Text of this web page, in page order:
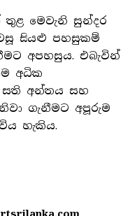
මෙවැනි සුන්දර
සියළු පහසුකම්
අපහසුය. එබැවින්
අධික
සති අන්තය සහ
ගැනීමට අපූරුම
හැකිය.